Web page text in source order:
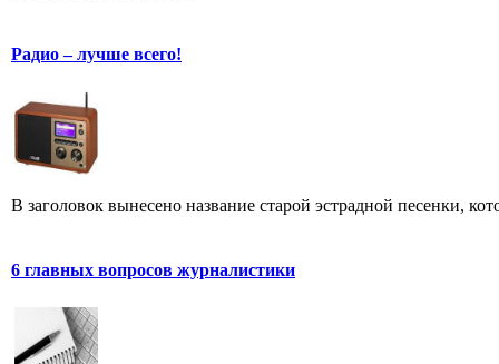
Радио – лучше всего!
В заголовок вынесено название старой эстрадной песенки,
6 главных вопросов журналистики